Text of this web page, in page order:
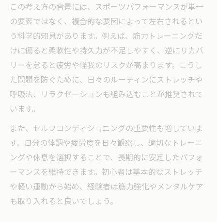
ショニング
セルフチェックで効果を実感する実践ポイ
ント
セルフスポーツコンディショニングの注意
点と対策
心身を整えるコンディショニングの要素を解説
のバランス
コンディショニングストレッチがもたらす
効果
メンタル面を支えるスポーツコンディショ
ニングの重要性
スポーツコンディショニングで知る体のリ
この考え方の背景には、スポーツパフォーマンスが単一
の要素ではなく、複合的な要因によって左右されるとい
う科学的知見があります。例えば、筋力トレーニングだ
けに偏ると柔軟性や持久力が不足しやすく、逆にリカバ
リーを怠ると疲労や怪我のリスクが高まります。こうし
た問題を防ぐために、日々のルーティンにストレッチや
呼吸法、リラクゼーションも組み込むことが推奨されて
います。
また、セルフコンディショニングの重要性も増していま
す。自分の体調や疲労度を日々観察し、適切なトレーニ
ングや休息を選択することで、長期的に安定したパフォ
ーマンスを維持できます。初心者は基本的なストレッチ
や軽い運動から始め、経験者は筋力強化やメンタルケア
も取り入れると良いでしょう。